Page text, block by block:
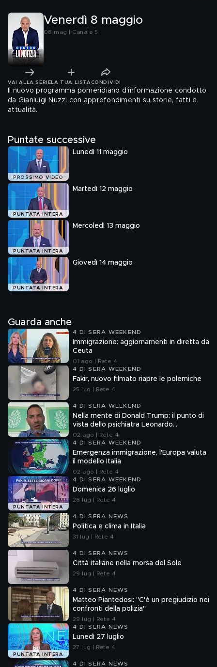
Venerdì 8 maggio
08 mag | Canale 5
VAI ALLA SERIE LA TUA LISTA CONDIVIDI
Il nuovo programma pomeridiano d'informazione condotto
da Gianluigi Nuzzi con approfondimenti su storie, fatti e
attualità.
Puntate successive
PROSSIMO VIDEO
Lunedì 11 maggio
PUNTATA INTERA
Martedì 12 maggio
PUNTATA INTERA
Mercoledì 13 maggio
PUNTATA INTERA
Giovedì 14 maggio
Guarda anche
4 DI SERA WEEKEND
Immigrazione: aggiornamenti in diretta da
Ceuta
01 ago | Rete 4
4 DI SERA WEEKEND
Fakir, nuovo filmato riapre le polemiche
25 lug | Rete 4
4 DI SERA WEEKEND
Nella mente di Donald Trump: il punto di
vista dello psichiatra Leonardo
Mendolicchio
02 ago | Rete 4
4 DI SERA WEEKEND
Emergenza immigrazione, l'Europa valuta
il modello Italia
02 ago | Rete 4
PUNTATA INTERA
4 DI SERA WEEKEND
Domenica 26 luglio
26 lug | Rete 4
4 DI SERA NEWS
Politica e clima in Italia
31 lug | Rete 4
4 DI SERA NEWS
Città italiane nella morsa del Sole
29 lug | Rete 4
4 DI SERA NEWS
Matteo Piantedosi: "C'è un pregiudizio nei
confronti della polizia"
29 lug | Rete 4
PUNTATA INTERA
4 DI SERA NEWS
Lunedì 27 luglio
27 lug | Rete 4
4 DI SERA NEWS